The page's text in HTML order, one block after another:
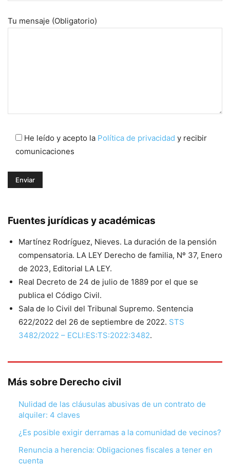
Tu mensaje (Obligatorio)
He leído y acepto la Política de privacidad y recibir
comunicaciones
Fuentes jurídicas y académicas
Martínez Rodríguez, Nieves. La duración de la pensión
compensatoria. LA LEY Derecho de familia, Nº 37, Enero
de 2023, Editorial LA LEY.
Real Decreto de 24 de julio de 1889 por el que se
publica el Código Civil.
Sala de lo Civil del Tribunal Supremo. Sentencia
622/2022 del 26 de septiembre de 2022. STS
3482/2022 – ECLI:ES:TS:2022:3482.
Más sobre Derecho civil
Nulidad de las cláusulas abusivas de un contrato de
alquiler: 4 claves
¿Es posible exigir derramas a la comunidad de vecinos?
Renuncia a herencia: Obligaciones fiscales a tener en
cuenta